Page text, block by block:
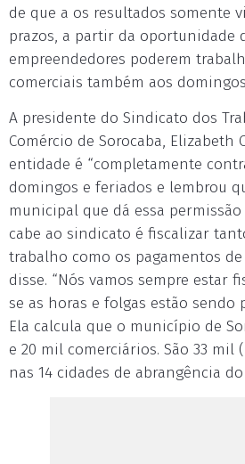
de que a os resultados somente
prazos, a partir da oportunidade
empreendedores poderem
comerciais também aos
A presidente do Sindicato dos
Comércio de Sorocaba, Elizabeth
entidade é “completamente
domingos e feriados e lembrou
municipal que dá essa permissão
cabe ao sindicato é fiscalizar
trabalho como os pagamentos de
disse. “Nós vamos sempre estar
se as horas e folgas estão sendo
Ela calcula que o município de
e 20 mil comerciários. São 33 mil
nas 14 cidades de abrangência